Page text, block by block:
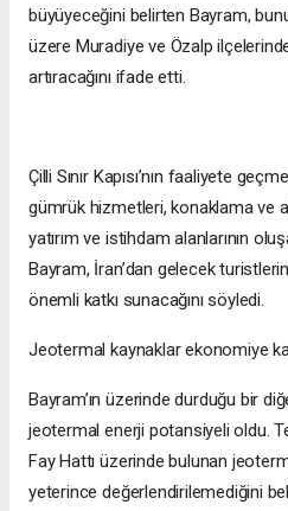
büyüyeceğini belirten Bayram,
üzere Muradiye ve Özalp
artıracağını ifade etti.
Çilli Sınır Kapısı’nın faaliyete
gümrük hizmetleri, konaklama ve
yatırım ve istihdam alanlarının
Bayram, İran’dan gelecek
önemli katkı sunacağını söyledi.
Jeotermal kaynaklar ekonomiye
Bayram’ın üzerinde durduğu bir
jeotermal enerji potansiyeli oldu.
Fay Hattı üzerinde bulunan
yeterince değerlendirilemediğini